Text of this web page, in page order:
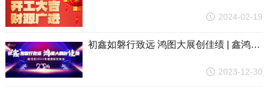
2024-02-19
初鑫如磐行致远 鸿图大展创佳绩 | 鑫鸿佳2024年迎新联欢晚会
2023-12-30